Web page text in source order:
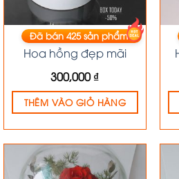
HOA HỒNG
Hoa hồng đẹp mãi
300,000₫
Đã bán425sản phẩm
THÊM VÀO GIỎ HÀNG